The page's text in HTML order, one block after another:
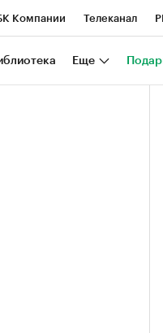
Компании Телеканал
проекты Город
Еще